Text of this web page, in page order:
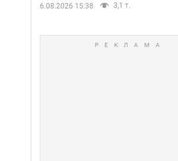
6.08.2026 15:38 3,1 т.